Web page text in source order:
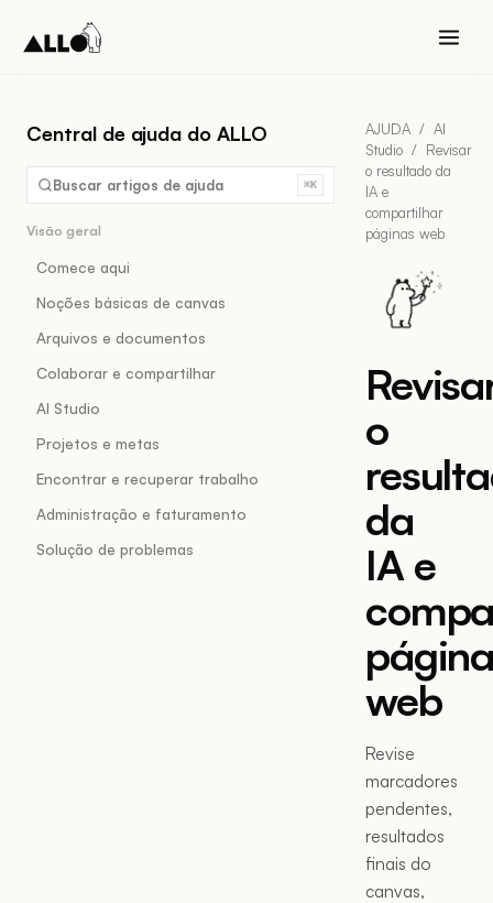
Central de ajuda do ALLO
Buscar artigos de ajuda ⌘K
Visão geral
Comece aqui
Noções básicas de canvas
Arquivos e documentos
Colaborar e compartilhar
AI Studio
Projetos e metas
Encontrar e recuperar trabalho
Administração e faturamento
Solução de problemas
AJUDA / AI
Studio / Revisar
o resultado da
IA e
compartilhar
páginas web
o
da
IA e
web
Revise
marcadores
pendentes,
resultados
finais do
canvas,